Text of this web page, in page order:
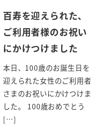
百寿を迎えられた、
ご利用者様のお祝い
にかけつけました
本日、100歳のお誕生日を
迎えられた女性のご利用者
さまのお祝いにかけつけま
した。 100歳おめでとう
[…]